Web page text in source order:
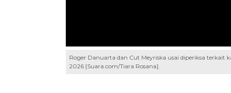
Roger Danuarta dan Cut Meyriska usai diperiksa terkait
2026 [Suara.com/Tiara Rosana].